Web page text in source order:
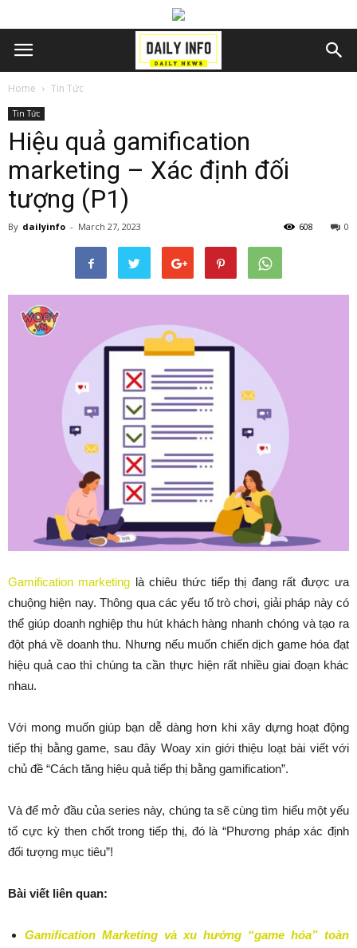
Home Tin Tức
Tin Tức
Hiệu quả gamification
marketing – Xác định đối
tượng (P1)
By dailyinfo - March 27, 2023 0
608
Gamification marketing là chiêu thức tiếp thị đang rất được ưa
chuộng hiện nay. Thông qua các yếu tố trò chơi, giải pháp này có
thể giúp doanh nghiệp thu hút khách hàng nhanh chóng và tạo ra
đột phá về doanh thu. Nhưng nếu muốn chiến dịch game hóa đạt
hiệu quả cao thì chúng ta cần thực hiện rất nhiều giai đoạn khác
nhau.
Với mong muốn giúp bạn dễ dàng hơn khi xây dựng hoạt động
tiếp thị bằng game, sau đây Woay xin giới thiệu loạt bài viết với
chủ đề “Cách tăng hiệu quả tiếp thị bằng gamification”.
Và để mở đầu của series này, chúng ta sẽ cùng tìm hiểu một yếu
tố cực kỳ then chốt trong tiếp thị, đó là “Phương pháp xác định
đối tượng mục tiêu”!
Bài viết liên quan:
Gamification Marketing và xu hướng “game hóa” toàn